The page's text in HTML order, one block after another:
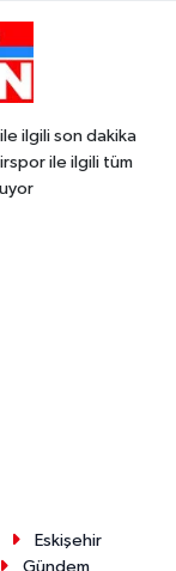
ilgili son dakika
ile ilgili tüm
Eskişehir
Gündem